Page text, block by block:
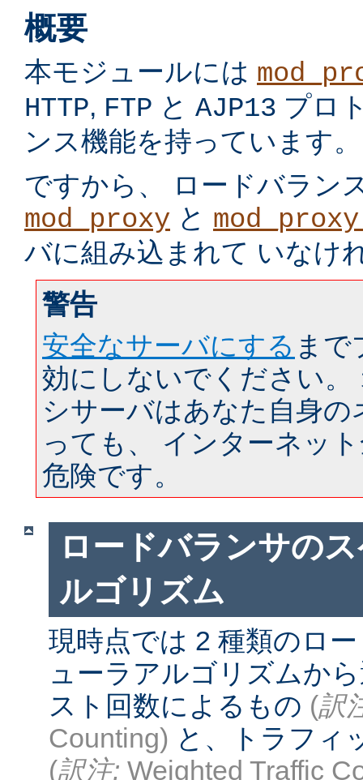
概要
本モジュールには
HTTP, FTP と AJP13 プロ
ンス機能を持っています。
ですから、 ロードバラン
mod_proxy と
バに組み込まれて いなけ
警告
安全なサーバにする まで
効にしないでください。
シサーバはあなた自身
っても、 インターネッ
危険です。
ロードバランサの
ルゴリズム
現時点では 2 種類のロ
ューラアルゴリズムか
スト回数によるもの (訳
Counting) と、トラフィ
(訳注: Weighted Traffic